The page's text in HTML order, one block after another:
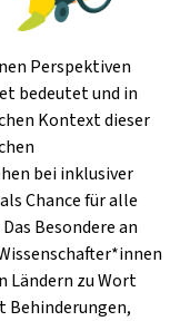
Perspektiven
bedeutet und in
Kontext dieser
bei inklusiver
Chance für alle
Besondere an
Ländern zu Wort
Behinderungen,